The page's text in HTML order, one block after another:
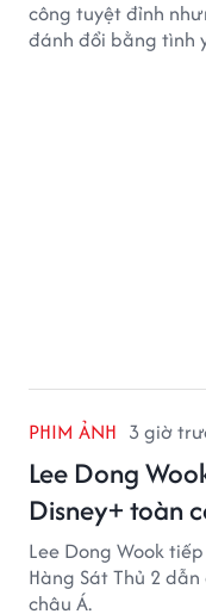
công tuyệt đỉnh
đánh đổi bằng tình
PHIM ẢNH 3 giờ
Lee Dong
Disney+ toàn
Lee Dong Wook
Hàng Sát Thủ 2
châu Á.